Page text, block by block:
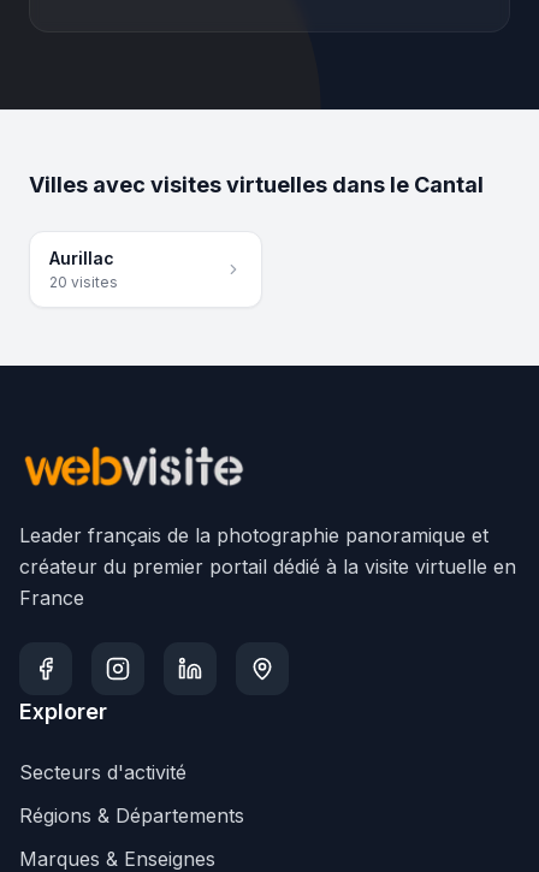
Villes avec visites virtuelles dans le Cantal
Aurillac
20 visites
Leader français de la photographie panoramique et
créateur du premier portail dédié à la visite virtuelle en
France
Explorer
Secteurs d'activité
Régions & Départements
Marques & Enseignes